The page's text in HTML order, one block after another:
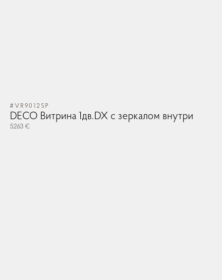
#VR9012SP
DECO Витрина 1дв.DX с зеркалом внутри
5263 €